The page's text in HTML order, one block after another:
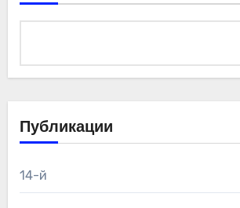
Публикации
14-й